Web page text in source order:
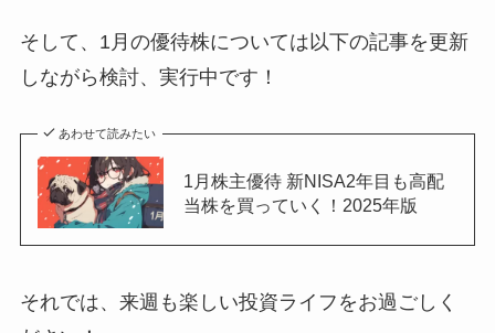
そして、1月の優待株については以下の記事を更新
しながら検討、実行中です！
あわせて読みたい
1月株主優待 新NISA2年目も高配
当株を買っていく！2025年版
それでは、来週も楽しい投資ライフをお過ごしく